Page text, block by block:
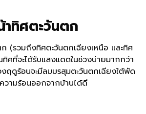
ทิศตะวันตก
(รวมถึงทิศตะวันตกเฉียงเหนือ และทิศ
ทิศที่จะได้รับแสงแดดในช่วงบ่ายมากกว่า
ฤดูร้อนจะมีลมมรสุมตะวันตกเฉียงใต้พัด
วามร้อนออกจากบ้านได้ดี